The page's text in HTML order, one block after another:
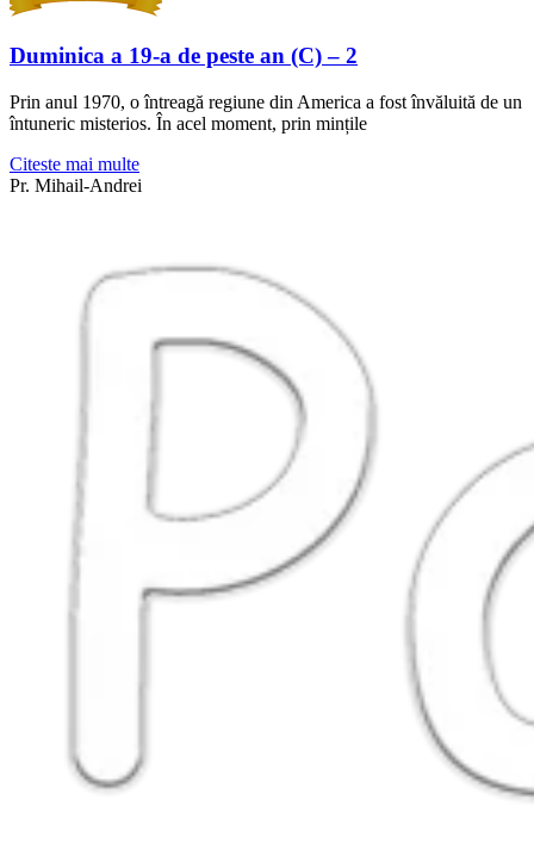
Duminica a 19-a de peste an (C) – 2
Prin anul 1970, o întreagă regiune din America a fost învăluită de un
întuneric misterios. În acel moment, prin mințile
Citeste mai multe
Pr. Mihail-Andrei